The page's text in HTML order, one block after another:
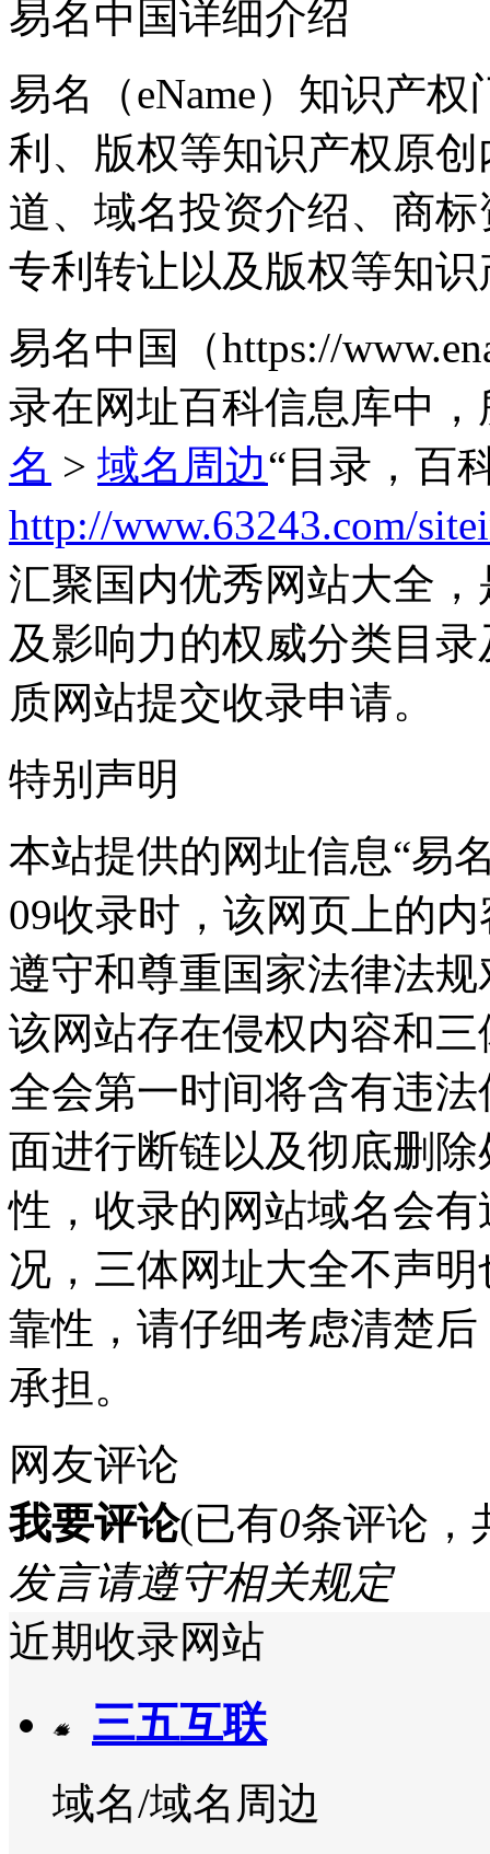
易名中国详细介绍
易名（eName）知识产
利、版权等知识产权原
道、域名投资介绍、商
专利转让以及版权等知
易名中国（https://
录在网址百科信息库中
名 > 域名周边“目录，百
http://www.63243.com/
汇聚国内优秀网站大全
及影响力的权威分类目
质网站提交收录申请。
特别声明
本站提供的网址信息“易
09收录时，该网页上的
遵守和尊重国家法律法
该网站存在侵权内容和
全会第一时间将含有违
面进行断链以及彻底删
性，收录的网站域名会
况，三体网址大全不声
靠性，请仔细考虑清楚
承担。
网友评论
我要评论(已有0条评论，
发言请遵守相关规定
近期收录网站
三五互联
域名/域名周边